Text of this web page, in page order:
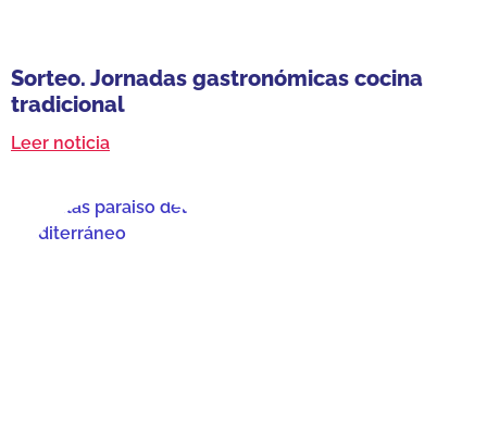
Sorteo. Jornadas gastronómicas cocina
tradicional
Leer noticia